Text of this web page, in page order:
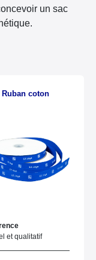
un sac
Ruban coton
et qualitatif